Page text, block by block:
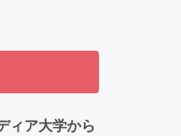
ィア大学から